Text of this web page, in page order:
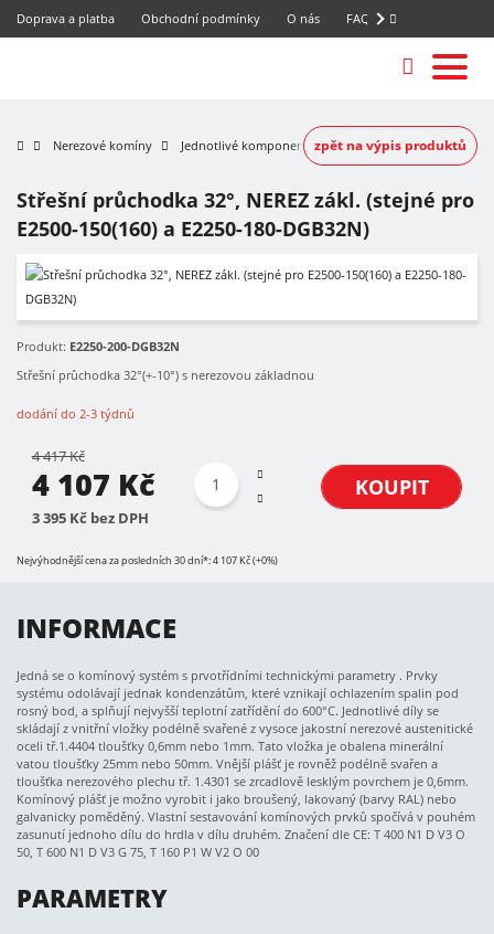
Doprava a platba Obchodní podmínky O nás FAQ
Nerezové komíny Jednotlivé komponentyzpět na výpis produktů
Střešní průchodka 32°, NEREZ zákl. (stejné pro
E2500-150(160) a E2250-180-DGB32N)
Produkt: E2250-200-DGB32N
Střešní průchodka 32°(+-10°) s nerezovou základnou
dodání do 2-3 týdnů
4 417 Kč
4 107 Kč
3 395 Kč bez DPH
KOUPIT
Nejvýhodnější cena za posledních 30 dní*: 4 107 Kč (+0%)
INFORMACE
Jedná se o komínový systém s prvotřídními technickými parametry . Prvky
systému odolávají jednak kondenzátům, které vznikají ochlazením spalin pod
rosný bod, a splňují nejvyšší teplotní zatřídění do 600°C. Jednotlivé díly se
skládají z vnitřní vložky podélně svařené z vysoce jakostní nerezové austenitické
oceli tř.1.4404 tloušťky 0,6mm nebo 1mm. Tato vložka je obalena minerální
vatou tloušťky 25mm nebo 50mm. Vnější plášť je rovněž podélně svařen a
tloušťka nerezového plechu tř. 1.4301 se zrcadlově lesklým povrchem je 0,6mm.
Komínový plášť je možno vyrobit i jako broušený, lakovaný (barvy RAL) nebo
galvanicky poměděný. Vlastní sestavování komínových prvků spočívá v pouhém
zasunutí jednoho dílu do hrdla v dílu druhém. Značení dle CE: T 400 N1 D V3 O
50, T 600 N1 D V3 G 75, T 160 P1 W V2 O 00
PARAMETRY